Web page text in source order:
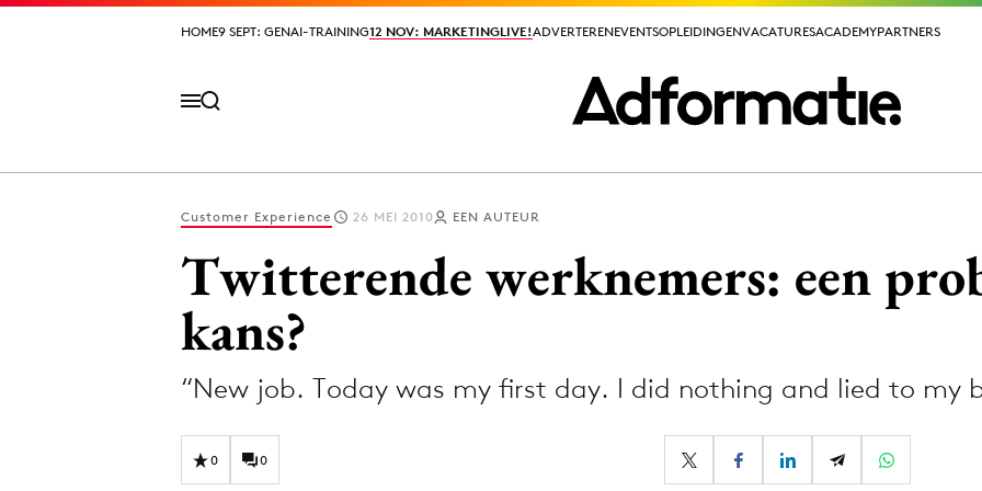
HOME9 SEPT: GENAI-TRAINING12 NOV: MARKETINGLIVE!ADVERTERENEVENTSOPLEIDINGENVACATURESACADEMYPARTNERS
HOME9 SEPT: GENAI-TRAINING12 NOV: MARKETINGLIVE!ADVERTERENEVENTSOPLEIDINGENVACATURESACADEMYPARTNERS
Design
Media
Customer Experience 26 MEI 2010 EEN AUTEUR
Twitterende werknemers: een
kans?
“New job. Today was my first day. I did nothing and lied to my
0 0